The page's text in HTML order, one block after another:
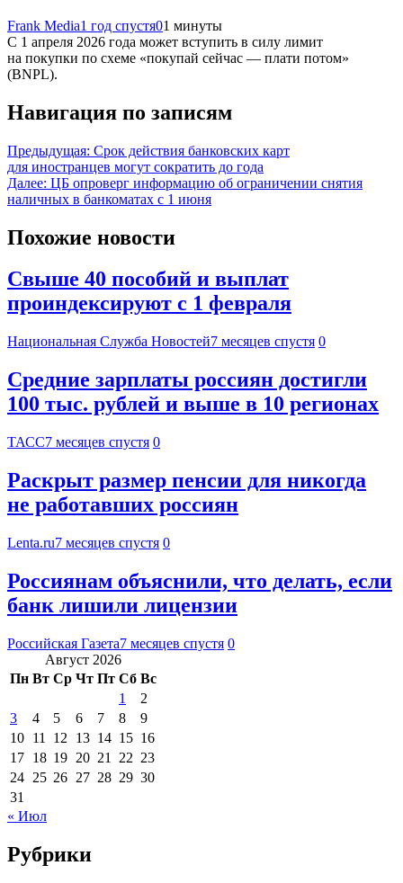
Frank Media1 год спустя01 минуты
С 1 апреля 2026 года может вступить в силу лимит
на покупки по схеме «покупай сейчас — плати потом»
(BNPL).
Навигация по записям
Предыдущая: Срок действия банковских карт
для иностранцев могут сократить до года
Далее: ЦБ опроверг информацию об ограничении снятия
наличных в банкоматах с 1 июня
Похожие новости
Свыше 40 пособий и выплат
проиндексируют с 1 февраля
Национальная Служба Новостей7 месяцев спустя 0
Средние зарплаты россиян достигли
100 тыс. рублей и выше в 10 регионах
ТАСС7 месяцев спустя 0
Раскрыт размер пенсии для никогда
не работавших россиян
Lenta.ru7 месяцев спустя 0
Россиянам объяснили, что делать, если
банк лишили лицензии
Российская Газета7 месяцев спустя 0
Август 2026
Пн Вт Ср Чт Пт Сб Вс
1
2
3
4 5 6 7 8
9
10 11 12 13 14 15 16
17 18 19 20 21 22 23
24 25 26 27 28 29 30
31
« Июл
Рубрики